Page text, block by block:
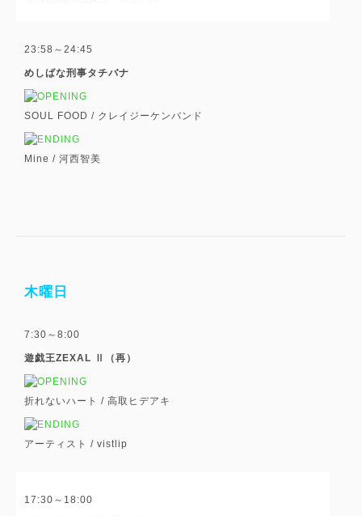
23:58～24:45
めしばな刑事タチバナ
SOUL FOOD / クレイジーケンバンド
Mine / 河西智美
木曜日
7:30～8:00
遊戯王ZEXAL Ⅱ（再）
折れないハート / 高取ヒデアキ
アーティスト / vistlip
17:30～18:00